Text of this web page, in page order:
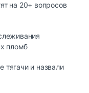
на 20+ вопросов
пломб
тягачи и назвали